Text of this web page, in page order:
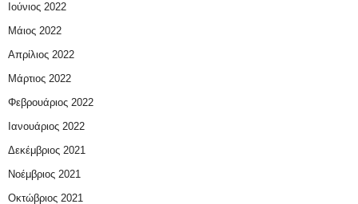
Ιούνιος 2022
Μάιος 2022
Απρίλιος 2022
Μάρτιος 2022
Φεβρουάριος 2022
Ιανουάριος 2022
Δεκέμβριος 2021
Νοέμβριος 2021
Οκτώβριος 2021